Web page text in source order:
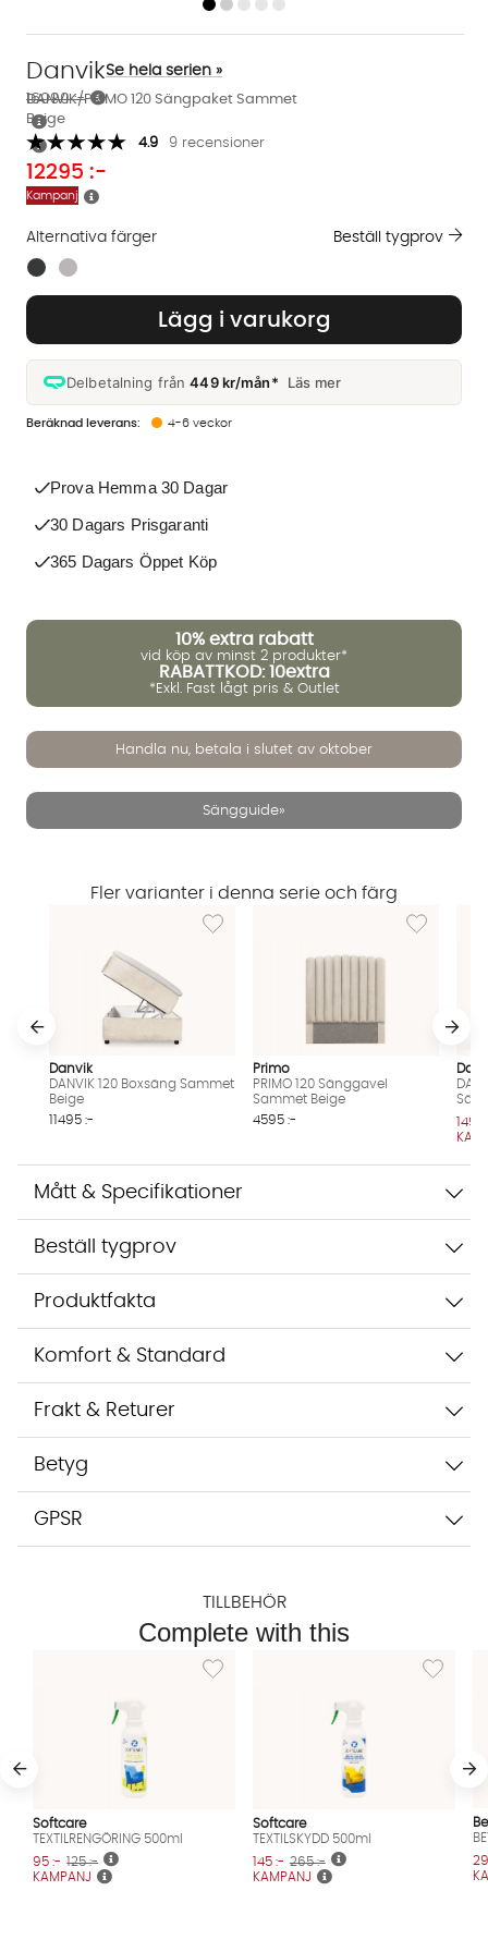
DANVIK/PRIMO 120 Sängpaket Sammet
Beige
DanvikSe hela serien »
4.9 9 recensioner
12295 :-
16090 :-
Kampanj
Lägg i varukorg
Delbetalning från449 kr/mån* Läs mer
4-6 veckor
Alternativa färger
Finns även i dessa färger:
Beställ tygprov
Prova Hemma 30 Dagar
30 Dagars Prisgaranti
365 Dagars Öppet Köp
10% extra rabatt
vid köp av minst 2 produkter*
RABATTKOD: 10extra
*Exkl. Fast lågt pris & Outlet
Handla nu, betala i slutet av oktober
Sängguide»
Fler varianter i denna serie och färg
Lägg till i önskelista: DANVIK 120 Boxsäng
Danvik
DANVIK 120 Boxsäng Sammet
Beige
11495 :-
Lägg till i
Primo
PRIMO 120 Sänggavel
Sammet Beige
4595 :-
Mått & Specifikationer
Beställ tygprov
Produktfakta
Komfort & Standard
Frakt & Returer
Betyg
GPSR
TILLBEHÖR
Complete with this
Lägg till i önskelista: TEXTILRENGÖRING
Softcare
TEXTILRENGÖRING 500ml
KAMPANJ
95 :- 125 :-
Lägg till i
Softcare
TEXTILSKYDD 500ml
KAMPANJ
145 :- 265 :-
Vi använder AI för att svara på dina frågor. Konversationen
sparas i upp till 24 timmar för att kunna hjälpa dig. Vi delar
inte dina uppgifter med tredje part. Läs mer i vår
integritetspolicy.
Jag godkänner att konversationen sparas